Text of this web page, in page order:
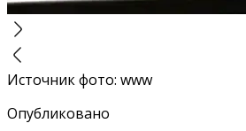
Источник фото: www
Опубликовано